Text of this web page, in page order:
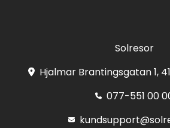
Solresor
Hjalmar Brantingsgatan 1,
077-551 00